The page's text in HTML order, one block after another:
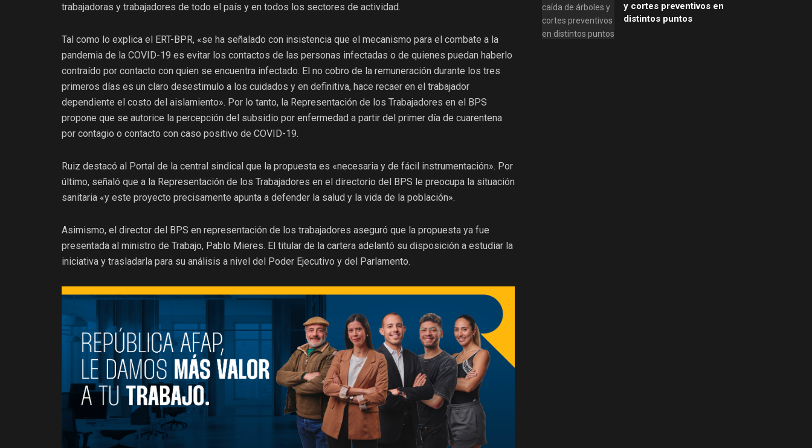
trabajadoras y trabajadores de todo el país y en todos los sectores de actividad.
Tal como lo explica el ERT-BPR, «se ha señalado con insistencia que el mecanismo para el combate a la
pandemia de la COVID-19 es evitar los contactos de las personas infectadas o de quienes puedan haberlo
contraído por contacto con quien se encuentra infectado. El no cobro de la remuneración durante los tres
primeros días es un claro desestimulo a los cuidados y en definitiva, hace recaer en el trabajador
dependiente el costo del aislamiento». Por lo tanto, la Representación de los Trabajadores en el BPS
propone que se autorice la percepción del subsidio por enfermedad a partir del primer día de cuarentena
por contagio o contacto con caso positivo de COVID-19.
Ruiz destacó al Portal de la central sindical que la propuesta es «necesaria y de fácil instrumentación». Por
último, señaló que a la Representación de los Trabajadores en el directorio del BPS le preocupa la situación
sanitaria «y este proyecto precisamente apunta a defender la salud y la vida de la población».
Asimismo, el director del BPS en representación de los trabajadores aseguró que la propuesta ya fue
presentada al ministro de Trabajo, Pablo Mieres. El titular de la cartera adelantó su disposición a estudiar la
iniciativa y trasladarla para su análisis a nivel del Poder Ejecutivo y del Parlamento.
y cortes preventivos en
distintos puntos